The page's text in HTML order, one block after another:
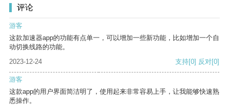
评论
游客
这款加速器app的功能有点单一，可以增加一些新功能，比如增加一个自
动切换线路的功能。
2023-12-24
支持[0] 反对[0]
游客
这款app的用户界面简洁明了，使用起来非常容易上手，让我能够快速熟
悉操作。